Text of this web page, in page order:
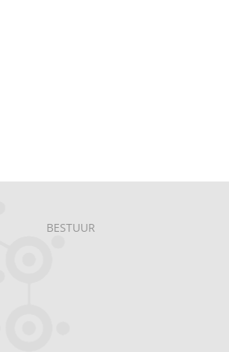
BESTUUR